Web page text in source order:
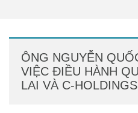
ÔNG NGUYỄN
VIỆC ĐIỀU HÀNH
LAI VÀ C-HOLDINGS